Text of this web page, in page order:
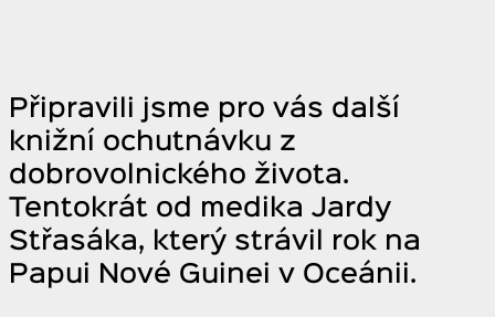
Připravili jsme pro vás další
knižní ochutnávku z
dobrovolnického života.
Tentokrát od medika Jardy
Střasáka, který strávil rok na
Papui Nové Guinei v Oceánii.